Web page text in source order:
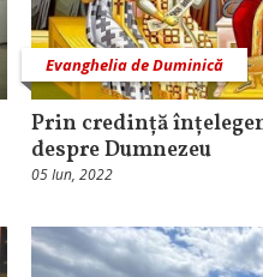
Evanghelia de Duminică
Prin credință
despre Dumnezeu
05 Iun, 2022